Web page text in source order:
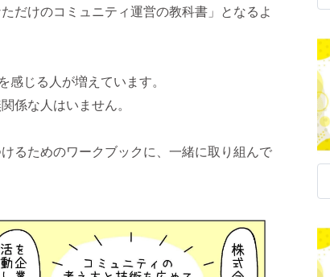
だけのコミュニティ運営の教科書」となるよ
じる人が増えています。
係な人はいません。
るためのワークブックに、一緒に取り組んで